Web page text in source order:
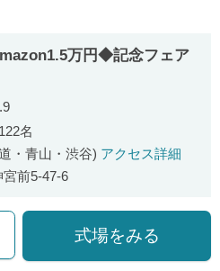
万円◆記念フェア
コミ評価
名
・青山・渋谷) アクセス詳細
前5-47-6
式場をみる